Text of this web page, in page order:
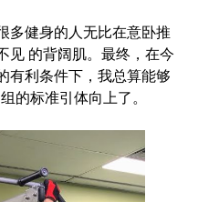
多健身的人无比在意卧推
见 的背阔肌。最终，在今
有利条件下，我总算能够
组的标准引体向上了。